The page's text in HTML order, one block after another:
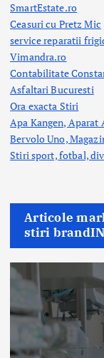
SmartEstate.ro
Ceasuri cu Pretz Mic
service reparatii
Vimandra.ro
Contabilitate
Asfaltari Bucuresti
Ora exacta Stiri
Apa Kangen, Aparat
Bervolo Uno,
Stiri sport, fotbal,
Articole
stiri